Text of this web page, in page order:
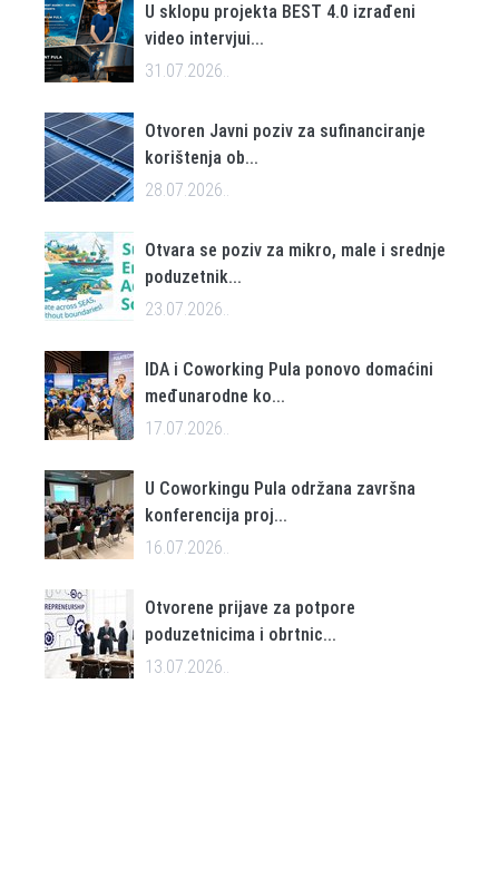
U sklopu projekta BEST 4.0 izrađeni
video intervjui...
31.07.2026..
Otvoren Javni poziv za sufinanciranje
korištenja ob...
28.07.2026..
Otvara se poziv za mikro, male i srednje
poduzetnik...
23.07.2026..
IDA i Coworking Pula ponovo domaćini
međunarodne ko...
17.07.2026..
U Coworkingu Pula održana završna
konferencija proj...
16.07.2026..
Otvorene prijave za potpore
poduzetnicima i obrtnic...
13.07.2026..